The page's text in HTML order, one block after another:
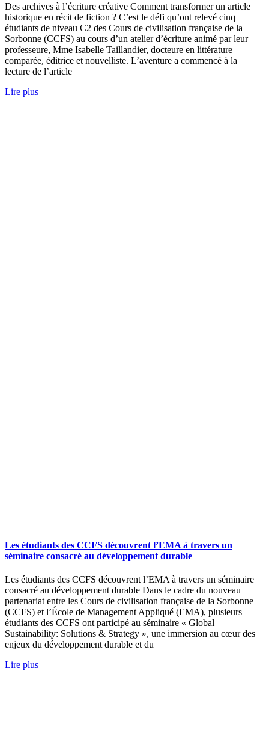
Des archives à l’écriture créative Comment transformer un article
historique en récit de fiction ? C’est le défi qu’ont relevé cinq
étudiants de niveau C2 des Cours de civilisation française de la
Sorbonne (CCFS) au cours d’un atelier d’écriture animé par leur
professeure, Mme Isabelle Taillandier, docteure en littérature
comparée, éditrice et nouvelliste. L’aventure a commencé à la
lecture de l’article
Lire plus
Les étudiants des CCFS découvrent l’EMA à travers un
séminaire consacré au développement durable
Les étudiants des CCFS découvrent l’EMA à travers un séminaire
consacré au développement durable Dans le cadre du nouveau
partenariat entre les Cours de civilisation française de la Sorbonne
(CCFS) et l’École de Management Appliqué (EMA), plusieurs
étudiants des CCFS ont participé au séminaire « Global
Sustainability: Solutions & Strategy », une immersion au cœur des
enjeux du développement durable et du
Lire plus